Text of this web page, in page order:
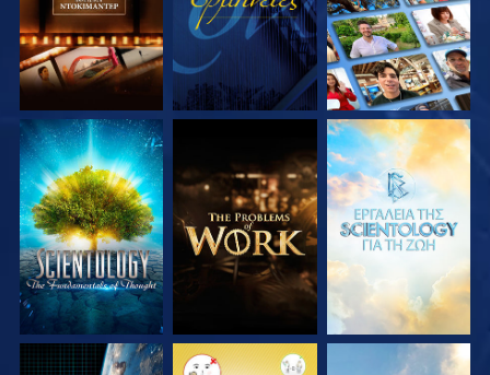
ΕΞΕΡΕΥΝΗΣΤΕ ΤΗ
ΣΕΙΡΑ
ΕΞΕΡΕΥΝΗΣΤΕ ΤΗ
ΣΕΙΡΑ
ΕΞΕΡΕΥΝΗΣΤΕ ΤΗ
ΣΕΙΡΑ